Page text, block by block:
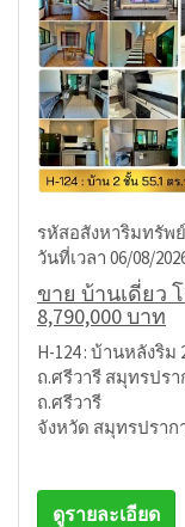
รหัสอสังหาริมทรัพย์
วันที่เวลา 06/08/
ขาย บ้านเดี่ยว
8,790,000 บาท
H-124 : บ้านหลังริม
ถ.ศรีวารี สมุทรปรา
ถ.ศรีวารี
จังหวัด สมุทรปราก
ดูรายละเอียด